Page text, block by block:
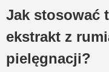
Jak stosować
ekstrakt z
pielęgnacji?